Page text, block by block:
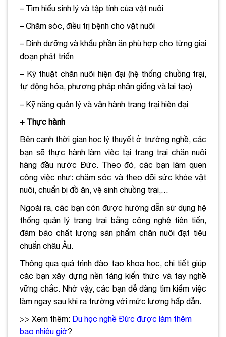
– Tìm hiểu sinh lý và tập tính của vật nuôi
– Chăm sóc, điều trị bệnh cho vật nuôi
– Dinh dưỡng và khẩu phần ăn phù hợp cho từng giai
đoạn phát triển
– Kỹ thuật chăn nuôi hiện đại (hệ thống chuồng trại,
tự động hóa, phương pháp nhân giống và lai tạo)
– Kỹ năng quản lý và vận hành trang trại hiện đại
+ Thực hành
Bên cạnh thời gian học lý thuyết ở trường nghề, các
bạn sẽ thực hành làm việc tại trang trại chăn nuôi
hàng đầu nước Đức. Theo đó, các bạn làm quen
công việc như: chăm sóc và theo dõi sức khỏe vật
nuôi, chuẩn bị đồ ăn, vệ sinh chuồng trại,…
Ngoài ra, các bạn còn được hướng dẫn sử dụng hệ
thống quản lý trang trại bằng công nghệ tiên tiến,
đảm bảo chất lượng sản phẩm chăn nuôi đạt tiêu
chuẩn châu Âu.
Thông qua quá trình đào tạo khoa học, chi tiết giúp
các bạn xây dựng nền tảng kiến thức và tay nghề
vững chắc. Nhờ vậy, các bạn dễ dàng tìm kiếm việc
làm ngay sau khi ra trường với mức lương hấp dẫn.
>> Xem thêm: Du học nghề Đức được làm thêm
bao nhiêu giờ?